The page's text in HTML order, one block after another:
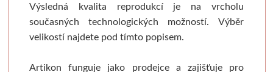
Pronájem
Stoly a židle
Jesle a úložný prostor
Kaligrafie
Perka a násadky
Kaligrafické sady
Pomůcky
Dřevořezba
Dláta a nástroje
Mixed media
Speciální papíry
Notesy a sešity
Se sklem
Kulaté rámy
Malé kulaté rámečky
Dekorování
Barvy ve
Pauzovací papír
Sešity a notesy
Měkká vazba
Baohong
Bloky
Jednotlivé papíry
Výsledná kvalita reprodukcí je na vrcholu
současných technologických možností. Výběr
velikostí najdete pod tímto popisem.
Artikon funguje jako prodejce a zajišťuje pro